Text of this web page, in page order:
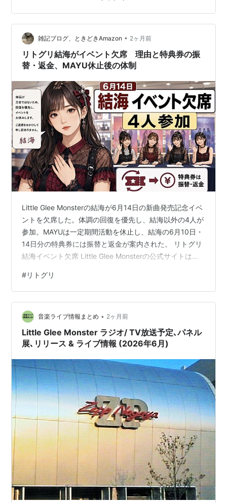
JAM』※中森明菜特集にアサヒが出演 7月12日(日)23:15
～24:10 1週目 7月26日(日)23:15～24:10 2週目音楽番組
TBS 7月18日(土) 14:00～ 21:56『音楽の日2026』※8時
間生放送 ライブ情…
雑記ブログ、ときどきAmazon • 2ヶ月前
リトグリ結海がイベント欠席 理由と特典券の振
替・返金、MAYU休止後の体制
Little Glee Monsterの結海が6月14日の新曲発売記念イベ
ントを欠席した。体調の回復を優先し、結海以外の4人が
参加。MAYUは一定期間活動を休止し、結海の6月10日・
14日分の特典券には振替と返金が案内された。 リトグリ
結海イベント欠席 Little Glee Monsterの公式サイトは
欠席すると発表した。 結海は体調が万全ではなく、本人
の回復を優先した。 会場は東京都のタワーレコード渋谷
店だった。 イベントでは、新曲の購入者を対象とするサ
イン会が予定されていた。 結海以外の4人は、予定どお
り参加すると発表された。 MA…
#リトグリ
音楽ライブ情報まとめ • 2ヶ月前
Little Glee Monster ラジオ/ TV放送予定､パネル
展､リリース & ライブ情報 (2026年6月)